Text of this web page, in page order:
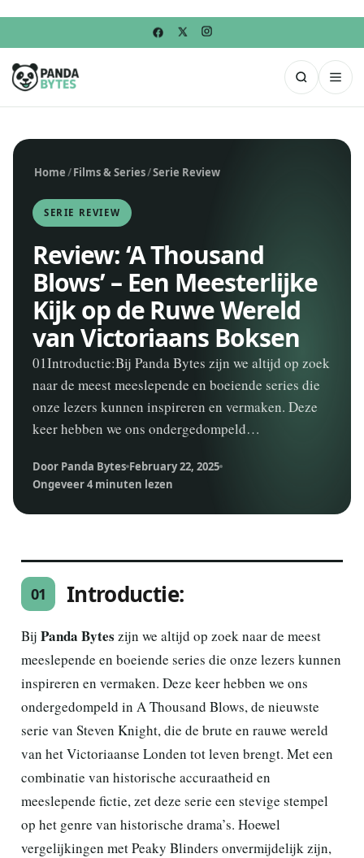
Home/Films & Series/Serie Review
SERIE REVIEW
Review: ‘A Thousand
Blows’ – Een Meesterlijke
Kijk op de Ruwe Wereld
van Victoriaans Boksen
01Introductie:Bij Panda Bytes zijn we altijd op zoek
naar de meest meeslepende en boeiende series die
onze lezers kunnen inspireren en vermaken. Deze
keer hebben we ons ondergedompeld…
Door Panda Bytes February 22, 2025
Ongeveer 4 minuten lezen
01 Introductie:
Bij Panda Bytes zijn we altijd op zoek naar de meest
meeslepende en boeiende series die onze lezers kunnen
inspireren en vermaken. Deze keer hebben we ons
ondergedompeld in A Thousand Blows, de nieuwste
serie van Steven Knight, die de brute en rauwe wereld
van het Victoriaanse Londen tot leven brengt. Met een
combinatie van historische accuraatheid en
meeslepende fictie, zet deze serie een stevige stempel
op het genre van historische drama’s. Hoewel
vergelijkingen met Peaky Blinders onvermijdelijk zijn,